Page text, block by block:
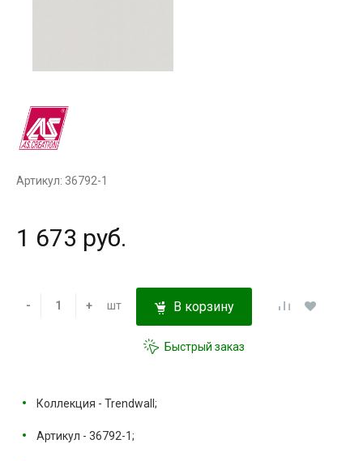
Артикул: 36792-1
1 673 руб.
- + шт В корзину
Быстрый заказ
Коллекция - Trendwall;
Артикул - 36792-1;